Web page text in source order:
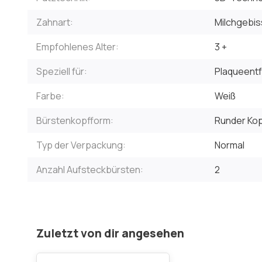
Zahnart:
Empfohlenes Alter:
3 +
Speziell für:
Farbe:
Weiß
Bürstenkopfform:
Runder
Typ der Verpackung:
Normal
Anzahl Aufsteckbürsten:
2
Zuletzt von dir angesehen